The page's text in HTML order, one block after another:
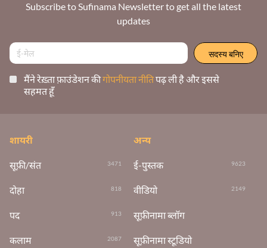
Subscribe to Sufinama Newsletter to get all the latest
updates
मैंने रेख़्ता फ़ाउंडेशन कीगोपनीयता नीतिपढ़ ली है और इससे
सहमत हूँ
शायरी
सूफ़ी/संत 3471
दोहा 818
पद 913
कलाम 2087
अन्य
ई-पुस्तक 9623
वीडियो 2149
सूफ़ीनामा ब्लॉग
सूफ़ीनामा स्टूडियो